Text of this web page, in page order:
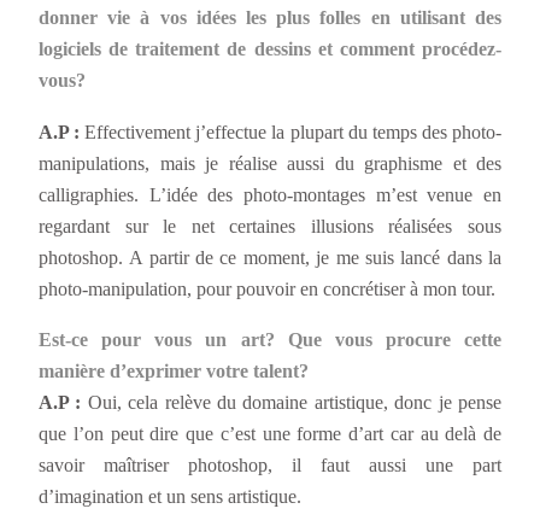
donner vie à vos idées les plus folles en utilisant des
logiciels de traitement de dessins et comment procédez-
vous?
A.P : Effectivement j’effectue la plupart du temps des photo-
manipulations, mais je réalise aussi du graphisme et des
calligraphies. L’idée des photo-montages m’est venue en
regardant sur le net certaines illusions réalisées sous
photoshop. A partir de ce moment, je me suis lancé dans la
photo-manipulation, pour pouvoir en concrétiser à mon tour.
Est-ce pour vous un art? Que vous procure cette
manière d’exprimer votre talent?
A.P : Oui, cela relève du domaine artistique, donc je pense
que l’on peut dire que c’est une forme d’art car au delà de
savoir maîtriser photoshop, il faut aussi une part
d’imagination et un sens artistique.